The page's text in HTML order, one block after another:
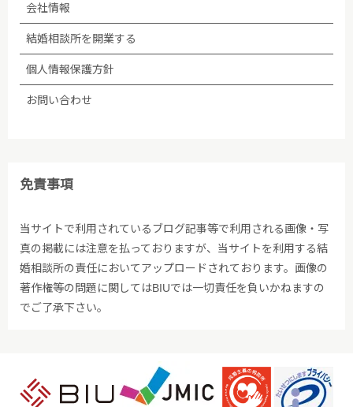
会社情報
結婚相談所を開業する
個人情報保護方針
お問い合わせ
免責事項
当サイトで利用されているブログ記事等で利用される画像・写
真の掲載には注意を払っておりますが、当サイトを利用する結
婚相談所の責任においてアップロードされております。画像の
著作権等の問題に関してはBIUでは一切責任を負いかねますの
でご了承下さい。